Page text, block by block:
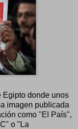
Egipto donde unos
imagen publicada
como "El País",
o "La